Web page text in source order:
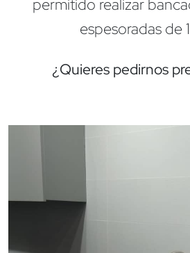
permitido realizar
espesoradas de
¿Quieres pedirnos